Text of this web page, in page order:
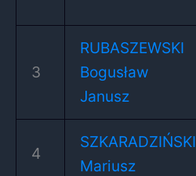
3
RUBASZEWSKI
Bogusław
Janusz
4
SZKARADZIŃSKI
Mariusz